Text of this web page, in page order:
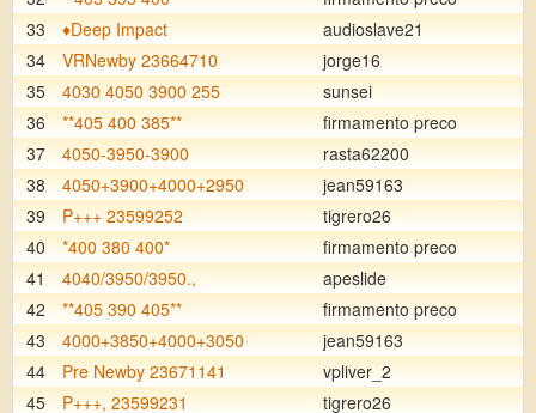
33
♦️Deep Impact
audioslave21
34
VRNewby 23664710
jorge16
35
4030 4050 3900 255
sunsei
36
**405 400 385**
firmamento preco
37
4050-3950-3900
rasta62200
38
4050+3900+4000+2950
jean59163
39
P+++ 23599252
tigrero26
40
*400 380 400*
firmamento preco
41
4040/3950/3950.,
apeslide
42
**405 390 405**
firmamento preco
43
4000+3850+4000+3050
jean59163
44
Pre Newby 23671141
vpliver_2
45
P+++, 23599231
tigrero26